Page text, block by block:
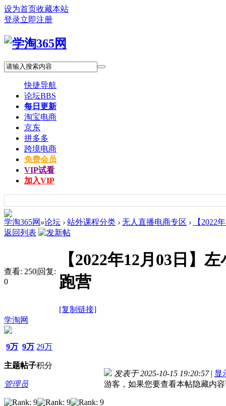
设为首页收藏本站
登录立即注册
快捷导航
论坛BBS
每日更新
淘宝电商
京东
拼多多
跨境电商
免费会员
VIP试看
加入VIP
学淘365网 »论坛 › 站外课程分类 › 无人直播电商专区 ›
【2022
返回列表
查看: 250|回复:
0
【2022年12月03日】
跑营
[复制链接]
学淘网
9万
主题
9万
帖子
29万
积分
管理员
发表于 2025-10-15 19:20:57 | 显
游客，如果您要查看本帖隐藏内